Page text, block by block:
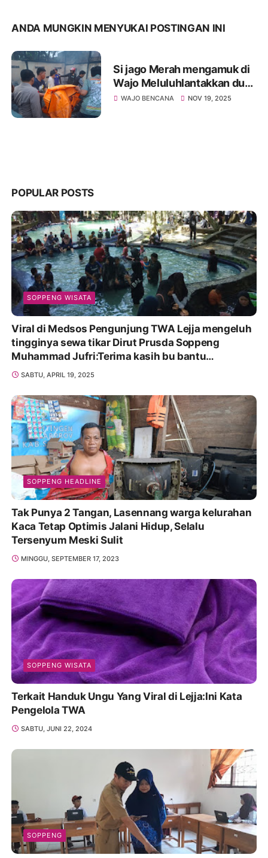
ANDA MUNGKIN MENYUKAI POSTINGAN INI
Si jago Merah mengamuk di
Wajo Meluluhlantakkan dua
Rumah Warga, Pasturi Ikut
WAJO BENCANA NOV 19, 2025
POPULAR POSTS
SOPPENG WISATA
Viral di Medsos Pengunjung TWA Lejja mengeluh
tingginya sewa tikar Dirut Prusda Soppeng
Muhammad Jufri:Terima kasih bu bantu
Promosikan
SABTU, APRIL 19, 2025
SOPPENG HEADLINE
Tak Punya 2 Tangan, Lasennang warga kelurahan
Kaca Tetap Optimis Jalani Hidup, Selalu
Tersenyum Meski Sulit
MINGGU, SEPTEMBER 17, 2023
SOPPENG WISATA
Terkait Handuk Ungu Yang Viral di Lejja:Ini Kata
Pengelola TWA
SABTU, JUNI 22, 2024
SOPPENG